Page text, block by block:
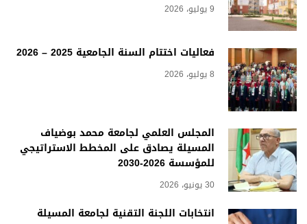
9 يوليو، 2026
فعاليات اختتام السنة الجامعية 2025 – 2026
8 يوليو، 2026
المجلس العلمي لجامعة محمد بوضياف
المسيلة يصادق على المخطط الاستراتيجي
للمؤسسة 2026-2030
30 يونيو، 2026
انتخابات اللجنة التقنية لجامعة المسيلة